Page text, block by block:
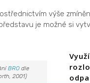
výše
je možné si
BROdle
2001)